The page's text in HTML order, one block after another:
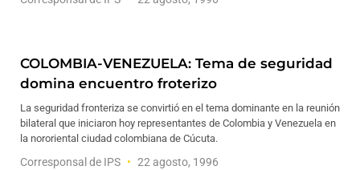
COLOMBIA-VENEZUELA: Tema de seguridad
domina encuentro froterizo
La seguridad fronteriza se convirtió en el tema dominante en la reunión
bilateral que iniciaron hoy representantes de Colombia y Venezuela en
la nororiental ciudad colombiana de Cúcuta.
Corresponsal de IPS 22 agosto, 1996